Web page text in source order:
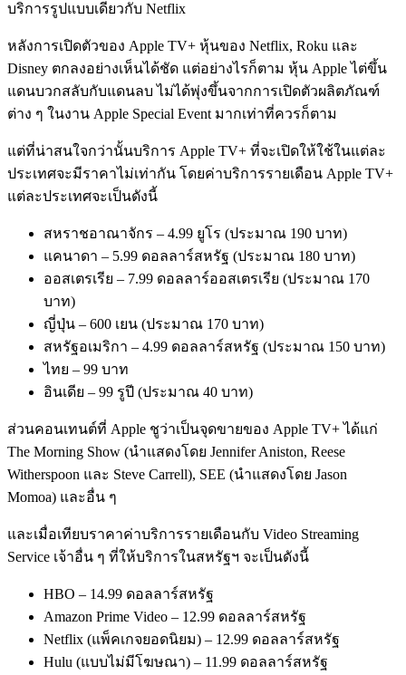
บริการรูปแบบเดียวกับ Netflix
หลังการเปิดตัวของ Apple TV+ หุ้นของ Netflix, Roku และ
Disney ตกลงอย่างเห็นได้ชัด แต่อย่างไรก็ตาม หุ้น Apple ไต่ขึ้น
แดนบวกสลับกับแดนลบ ไม่ได้พุ่งขึ้นจากการเปิดตัวผลิตภัณฑ์
ต่าง ๆ ในงาน Apple Special Event มากเท่าที่ควรก็ตาม
แต่ที่น่าสนใจกว่านั้นบริการ Apple TV+ ที่จะเปิดให้ใช้ในแต่ละ
ประเทศจะมีราคาไม่เท่ากัน โดยค่าบริการรายเดือน Apple TV+
แต่ละประเทศจะเป็นดังนี้
สหราชอาณาจักร – 4.99 ยูโร (ประมาณ 190 บาท)
แคนาดา – 5.99 ดอลลาร์สหรัฐ (ประมาณ 180 บาท)
ออสเตรเรีย – 7.99 ดอลลาร์ออสเตรเรีย (ประมาณ 170
บาท)
ญี่ปุ่น – 600 เยน (ประมาณ 170 บาท)
สหรัฐอเมริกา – 4.99 ดอลลาร์สหรัฐ (ประมาณ 150 บาท)
ไทย – 99 บาท
อินเดีย – 99 รูปี (ประมาณ 40 บาท)
ส่วนคอนเทนต์ที่ Apple ชูว่าเป็นจุดขายของ Apple TV+ ได้แก่
The Morning Show (นำแสดงโดย Jennifer Aniston, Reese
Witherspoon และ Steve Carrell), SEE (นำแสดงโดย Jason
Momoa) และอื่น ๆ
และเมื่อเทียบราคาค่าบริการรายเดือนกับ Video Streaming
Service เจ้าอื่น ๆ ที่ให้บริการในสหรัฐฯ จะเป็นดังนี้
HBO – 14.99 ดอลลาร์สหรัฐ
Amazon Prime Video – 12.99 ดอลลาร์สหรัฐ
Netflix (แพ็คเกจยอดนิยม) – 12.99 ดอลลาร์สหรัฐ
Hulu (แบบไม่มีโฆษณา) – 11.99 ดอลลาร์สหรัฐ